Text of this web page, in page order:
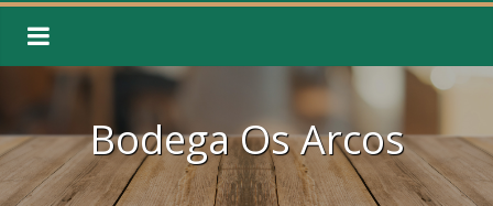
Bodega Os Arcos